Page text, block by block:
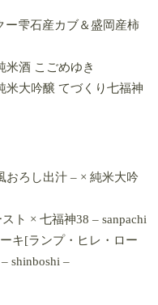
ー雫石産カブ＆盛岡産柿
米酒 こごめゆき
米大吟醸 てづくり七福神
おろし出汁 – × 純米大吟
ト × 七福神38 – sanpachi
キ[ランプ・ヒレ・ロー
shinboshi –